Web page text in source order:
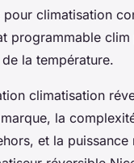
pour climatisation
programmable clim
la température.
climatisation
la
et la puissance